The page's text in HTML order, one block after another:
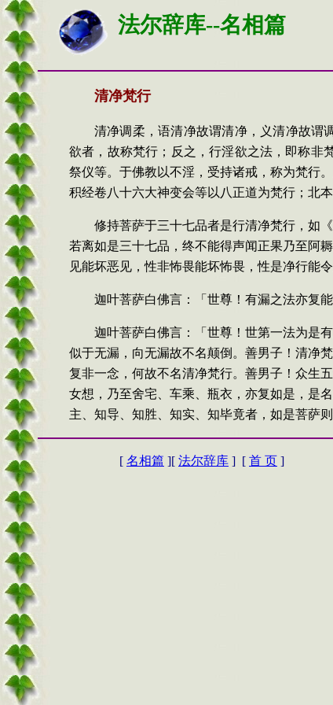
法尔辞库--名相篇
清净梵行
清净调柔，语清净故谓清净，义清净故谓
欲者，故称梵行；反之，行淫欲之法，即称非
祭仪等。于佛教以不淫，受持诸戒，称为梵行
积经卷八十六大神变会等以八正道为梵行；北
修持菩萨于三十七品者是行清净梵行，如
若离如是三十七品，终不能得声闻正果乃至阿
见能坏恶见，性非怖畏能坏怖畏，性是净行能
迦叶菩萨白佛言：「世尊！有漏之法亦复
迦叶菩萨白佛言：「世尊！世第一法为是
似于无漏，向无漏故不名颠倒。善男子！清净
复非一念，何故不名清净梵行。善男子！众生
女想，乃至舍宅、车乘、瓶衣，亦复如是，是
主、知导、知胜、知实、知毕竟者，如是菩萨
[ 名相篇 ][ 法尔辞库 ] [ 首 页 ]